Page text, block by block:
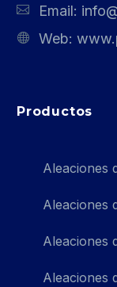
Email:
Web:
Productos
Aleaciones
Aleaciones
Aleaciones
Aleaciones